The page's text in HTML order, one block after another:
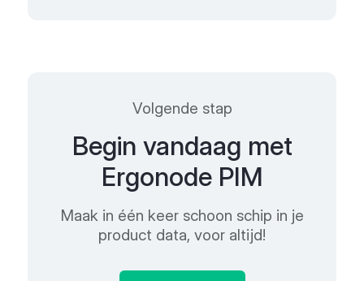
Volgende stap
Begin vandaag met
Ergonode PIM
Maak in één keer schoon schip in je
product data, voor altijd!